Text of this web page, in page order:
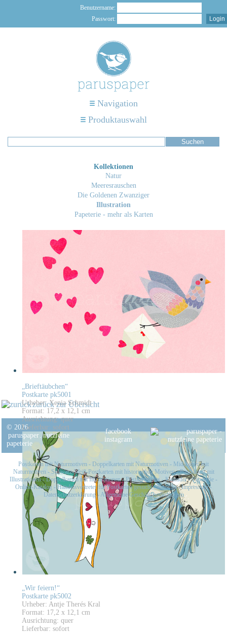
Benutzername:
Passwort:
Navigation
Produktauswahl
Kollektionen
Natur
Meeresrauschen
Die Goldenen Zwanziger
Illustration
Papeterie - mehr als Karten
„Brieftäubchen“
Postkarte pk5001
Urheber: Xenia Schmidt
Format: 17,2 x 12,1 cm
Ausrichtung: quer
Lieferbar: sofort
„Wir feiern!“
Postkarte pk5002
Urheber: Antje Therés Kral
Format: 17,2 x 12,1 cm
Ausrichtung: quer
Lieferbar: sofort
zurück zur Übersicht
© 2026
paruspaper. nutzfeine
papeterie
facebook
instagram
Postkarten mit Naturmotiven - Doppelkarten mit Naturmotiven - Midikarten mit
Naturmotiven - Schwarz-Weiß-Postkarten mit historischen Motiven-Postkarten mit
Illustrationen-Doppelkarten mit Illustrationen-Postkartensets-Kalender-Papeterie -
Online-Katalog -Handelsvertreter für Postkarten gesucht-Kontakt-Impressum-
Datenschutzerklärung- Allgemeine Geschäftsbedingungen